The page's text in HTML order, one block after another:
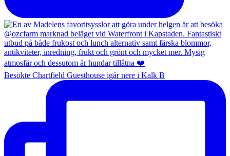
Besökte Chartfield Guesthouse igår nere i Kalk B